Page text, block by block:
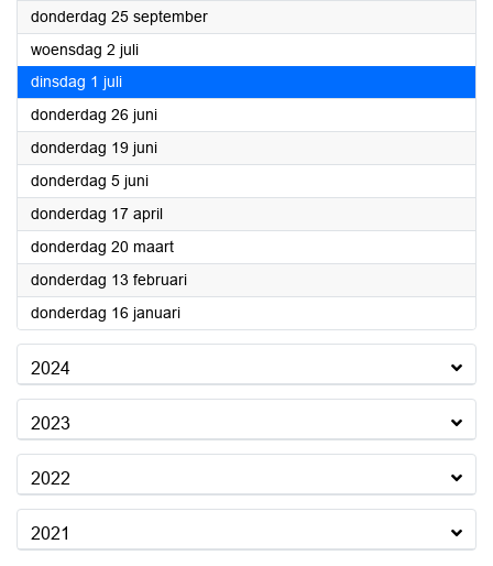
donderdag 25 september2025
woensdag 2 juli2025
dinsdag 1 juli2025
donderdag 26 juni2025
donderdag 19 juni2025
donderdag 5 juni2025
donderdag 17 april2025
donderdag 20 maart2025
donderdag 13 februari2025
donderdag 16 januari2025
2024
2023
2022
2021